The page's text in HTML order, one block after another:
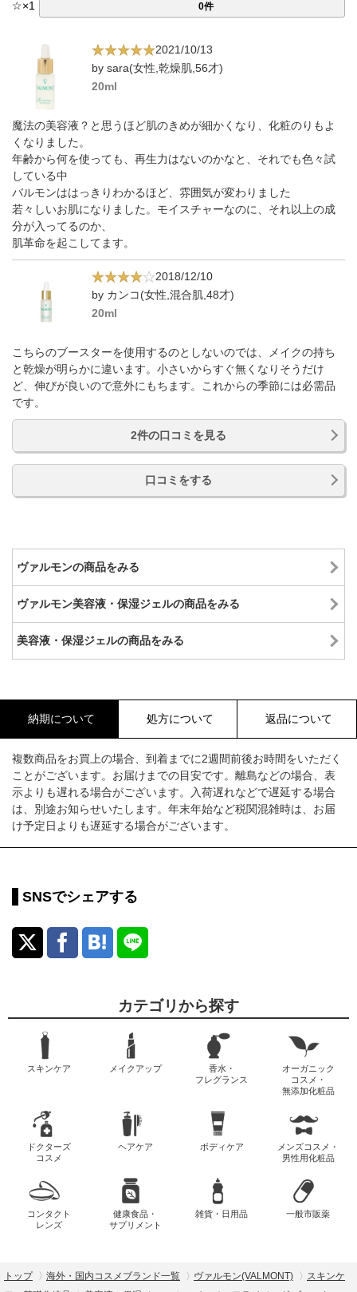
☆×1 0件
2021/10/13
by sara(女性,乾燥肌,56才)
20ml
魔法の美容液？と思うほど肌のきめが細かくなり、化粧のりもよ
くなりました。
年齢から何を使っても、再生力はないのかなと、それでも色々試
している中
バルモンははっきりわかるほど、雰囲気が変わりました
若々しいお肌になりました。モイスチャーなのに、それ以上の成
分が入ってるのか、
肌革命を起こしてます。
2018/12/10
by カンコ(女性,混合肌,48才)
20ml
こちらのブースターを使用するのとしないのでは、メイクの持ち
と乾燥が明らかに違います。小さいからすぐ無くなりそうだけ
ど、伸びが良いので意外にもちます。これからの季節には必需品
です。
2件の口コミを見る
口コミをする
ヴァルモンの商品をみる
ヴァルモン美容液・保湿ジェルの商品をみる
美容液・保湿ジェルの商品をみる
納期について 処方について 返品について
複数商品をお買上の場合、到着までに2週間前後お時間をいただく
ことがございます。お届けまでの目安です。離島などの場合、表
示よりも遅れる場合がございます。入荷遅れなどで遅延する場合
は、別途お知らせいたします。年末年始など税関混雑時は、お届
け予定日よりも遅延する場合がございます。
SNSでシェアする
カテゴリから探す
スキンケア メイクアップ
香水・
フレグランス
オーガニック
コスメ・
無添加化粧品
ドクターズ
コスメ
ヘアケア ボディケア
メンズコスメ・
男性用化粧品
コンタクト
レンズ
健康食品・
サプリメント
雑貨・日用品 一般市販薬
トップ 海外・国内コスメブランド一覧 ヴァルモン(VALMONT)
スキンケ